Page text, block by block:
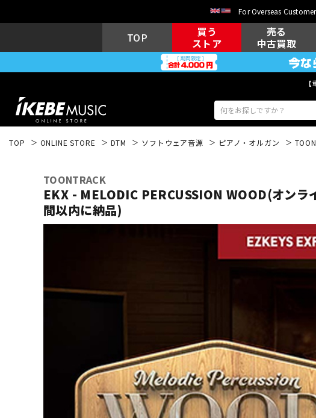
For Overseas
TOP
買う
ストア
売る
中古買取
キーボード 電子ピアノ
ヴィンテージ
TOP ONLINE STORE DTM ソフトウェア音源 ピアノ・オルガン
TOONTRACK
EKX - MELODIC PERCUSSION WOOD(オンラ
間以内に納品)